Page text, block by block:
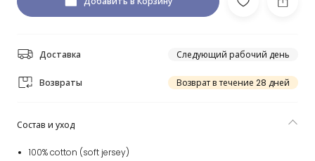
Доставка Следующий рабочий день
Возвраты Возврат в течение 28 дней
Состав и уход
100% cotton (soft jersey)